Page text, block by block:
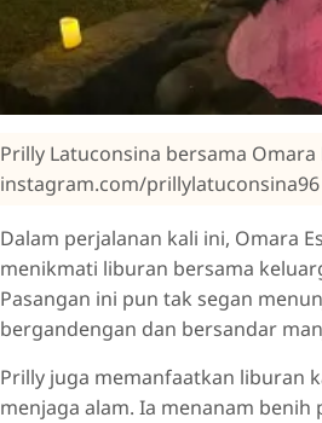
Prilly Latuconsina bersama
instagram.com/prillylatuconsina96
Dalam perjalanan kali ini, Omara
menikmati liburan bersama
Pasangan ini pun tak segan
bergandengan dan bersandar
Prilly juga memanfaatkan liburan
menjaga alam. Ia menanam